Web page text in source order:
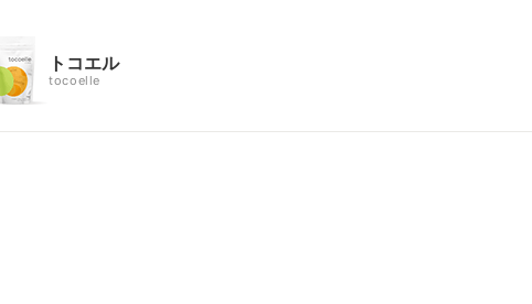
トコエル
tocoelle